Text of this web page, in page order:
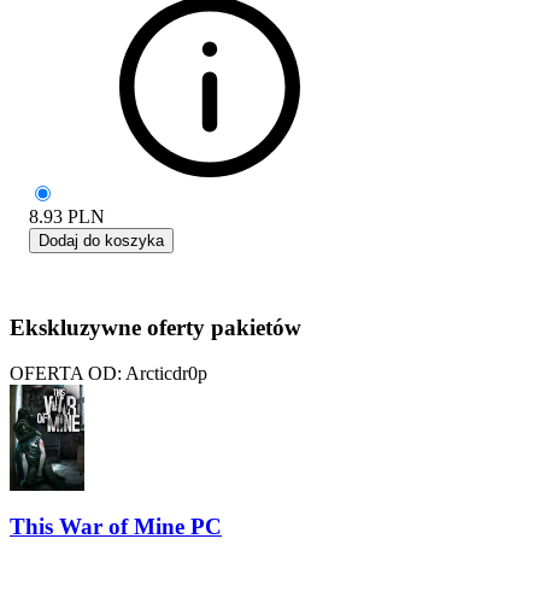
8.93 PLN
Dodaj do koszyka
Ekskluzywne oferty pakietów
OFERTA OD: Arcticdr0p
This War of Mine PC